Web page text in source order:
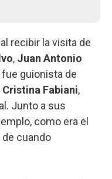
recibir la visita de
, Juan Antonio
guionista de
Cristina Fabiani,
Junto a sus
como era el
cuando